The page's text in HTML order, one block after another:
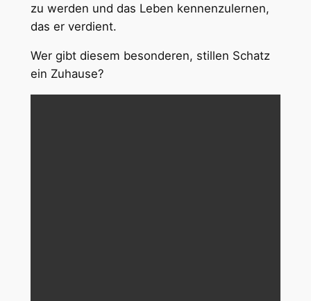
zu werden und das Leben kennenzulernen,
das er verdient.
Wer gibt diesem besonderen, stillen Schatz
ein Zuhause?